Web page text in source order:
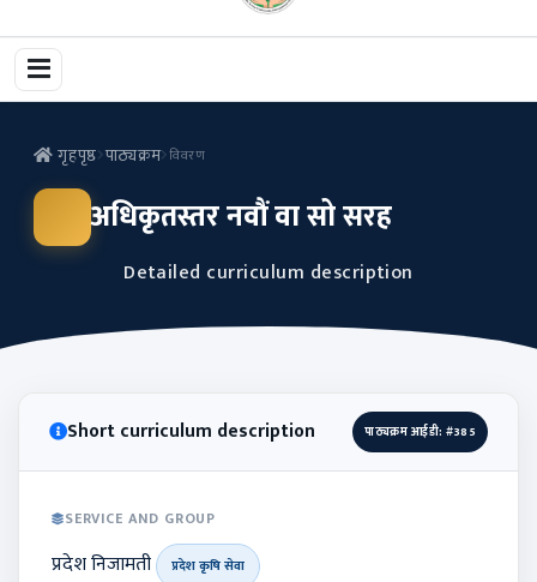
गृहपृष्ठ पाठ्यक्रम विवरण
अधिकृतस्तर नवौं वा सो सरह
Detailed curriculum description
Short curriculum description पाठ्यक्रम आईडी: #385
SERVICE AND GROUP
प्रदेश निजामती प्रदेश कृषि सेवा